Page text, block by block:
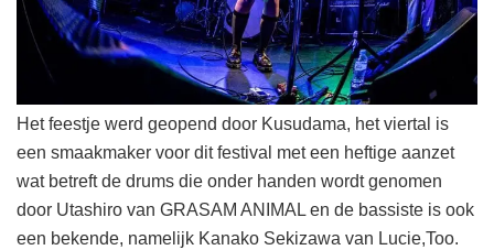
Het feestje werd geopend door Kusudama, het viertal is
een smaakmaker voor dit festival met een heftige aanzet
wat betreft de drums die onder handen wordt genomen
door Utashiro van GRASAM ANIMAL en de bassiste is ook
een bekende, namelijk Kanako Sekizawa van Lucie,Too.